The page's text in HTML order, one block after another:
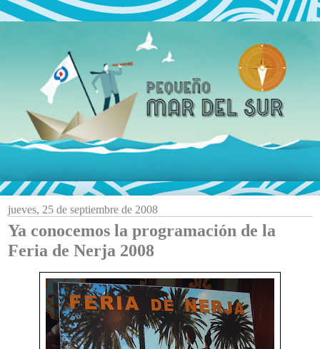
jueves, 25 de septiembre de 2008
Ya conocemos la programación de la
Feria de Nerja 2008